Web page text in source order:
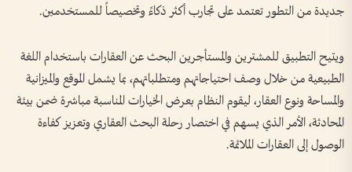
جديدة من التطور تعتمد على تجارب أكثر ذكاءً وتخصيصاً للمستخدمين.
ويتيح التطبيق للمشترين والمستأجرين البحث عن العقارات باستخدام اللغة
الطبيعية من خلال وصف احتياجاتهم ومتطلباتهم، بما يشمل الموقع والميزانية
والمساحة ونوع العقار، ليقوم النظام بعرض الخيارات المناسبة مباشرة ضمن بيئة
المحادثة، الأمر الذي يسهم في اختصار رحلة البحث العقاري وتعزيز كفاءة
الوصول إلى العقارات الملائمة.